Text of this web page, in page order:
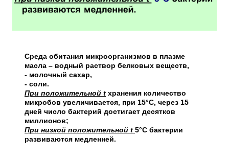
Среда обитания микроорганизмов в плазме
масла – водный раствор белковых веществ,
- молочный сахар,
- соли.
При положительной t хранения количество
микробов увеличивается, при 15°С, через 15
дней число бактерий достигает десятков
миллионов;
При низкой положительной t 5°С бактерии
развиваются медленней.